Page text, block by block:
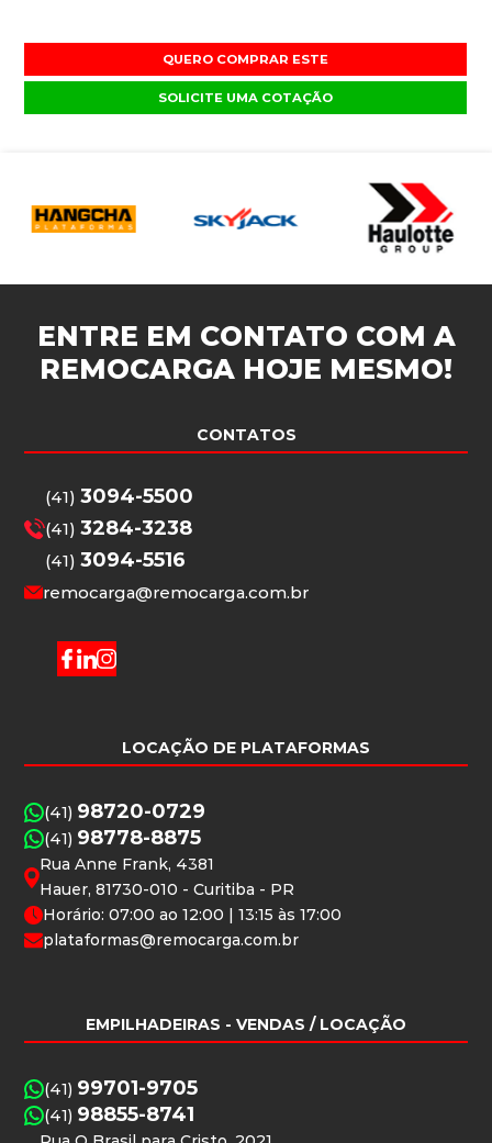
QUERO COMPRAR ESTE
SOLICITE UMA COTAÇÃO
ENTRE EM CONTATO COM A
REMOCARGA HOJE MESMO!
CONTATOS
(41)3094-5500
(41)3284-3238
(41)3094-5516
remocarga@remocarga.com.br
LOCAÇÃO DE PLATAFORMAS
(41) 98720-0729
(41) 98778-8875
Rua Anne Frank, 4381
Hauer, 81730-010 - Curitiba - PR
Horário: 07:00 ao 12:00 | 13:15 às 17:00
plataformas@remocarga.com.br
EMPILHADEIRAS - VENDAS / LOCAÇÃO
(41) 99701-9705
(41) 98855-8741